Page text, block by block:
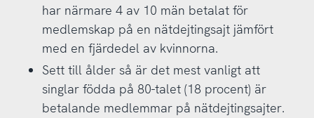
har närmare 4 av 10 män betalat för
medlemskap på en nätdejtingsajt jämfört
med en fjärdedel av kvinnorna.
Sett till ålder så är det mest vanligt att
singlar födda på 80-talet (18 procent) är
betalande medlemmar på nätdejtingsajter.